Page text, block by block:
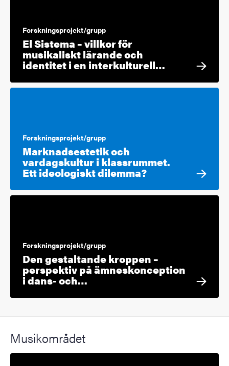
Forskningsprojekt/grupp
El Sistema – villkor för
musikaliskt lärande och
identitet i en interkulturell…
Forskningsprojekt/grupp
Marknadsestetik och
vardagskultur i klassrummet.
Ett ideologiskt dilemma?
Forskningsprojekt/grupp
Den gestaltande kroppen –
perspektiv på ämneskonception
i dans- och…
Musikområdet